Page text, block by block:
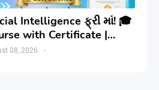
Intelligence ફ્રી માં! 🎓
with Certificate |
-
08, 2026